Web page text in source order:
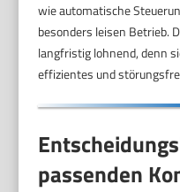
wie automatische
besonders leisen Betrieb.
langfristig lohnend, denn
effizientes und
passenden